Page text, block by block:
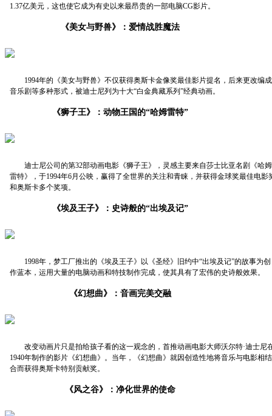
1.37亿美元，这也使它成为有史以来最昂贵的一部电脑CG影片。
《美女与野兽》：爱情战胜魔法
1994年的《美女与野兽》不仅获得奥斯卡金像奖最佳影片提名，后来更改编成
音乐剧等多种形式，被迪士尼列为十大“白金典藏系列”经典动画。
《狮子王》：动物王国的“哈姆雷特”
迪士尼公司的第32部动画电影《狮子王》，灵感主要来自莎士比亚名剧《哈姆
雷特》，于1994年6月公映，赢得了全世界的关注和青睐，并获得金球奖最佳电影
和奥斯卡多个奖项。
《埃及王子》：史诗般的“出埃及记”
1998年，梦工厂推出的《埃及王子》以《圣经》旧约中“出埃及记”的故事为创
作蓝本，运用大量的电脑动画和特技制作完成，使其具有了宏伟的史诗般效果。
《幻想曲》：音画完美交融
改变动画片只是拍给孩子看的这一观念的，首推动画电影大师沃尔特·迪士尼
1940年制作的影片《幻想曲》。当年，《幻想曲》就因创造性地将音乐与电影相结
合而获得奥斯卡特别贡献奖。
《风之谷》：净化世界的使命